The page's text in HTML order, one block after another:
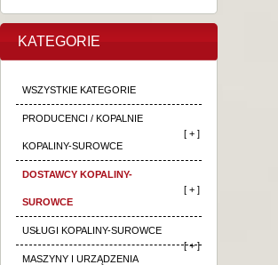
KATEGORIE
WSZYSTKIE KATEGORIE
PRODUCENCI / KOPALNIE
KOPALINY-SUROWCE
[ + ]
DOSTAWCY KOPALINY-
SUROWCE
[ + ]
USŁUGI KOPALINY-SUROWCE
[ + ]
MASZYNY I URZĄDZENIA